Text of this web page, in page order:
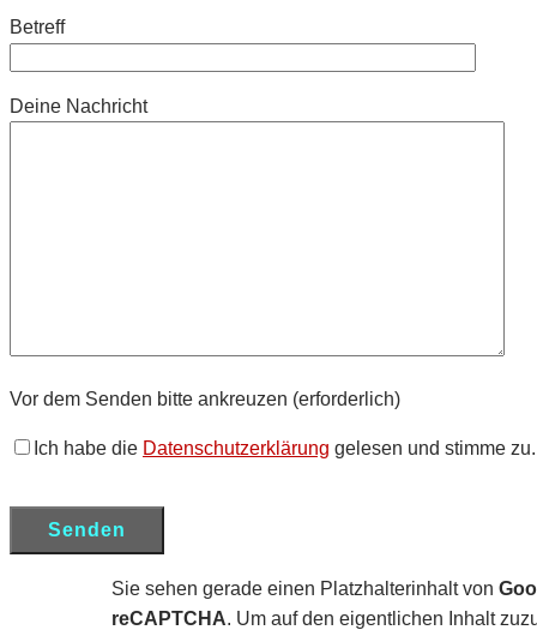
Betreff
Deine Nachricht
Vor dem Senden bitte ankreuzen (erforderlich)
Ich habe die Datenschutzerklärung gelesen und stimme zu.
Sie sehen gerade einen Platzhalterinhalt von
reCAPTCHA. Um auf den eigentlichen Inhalt